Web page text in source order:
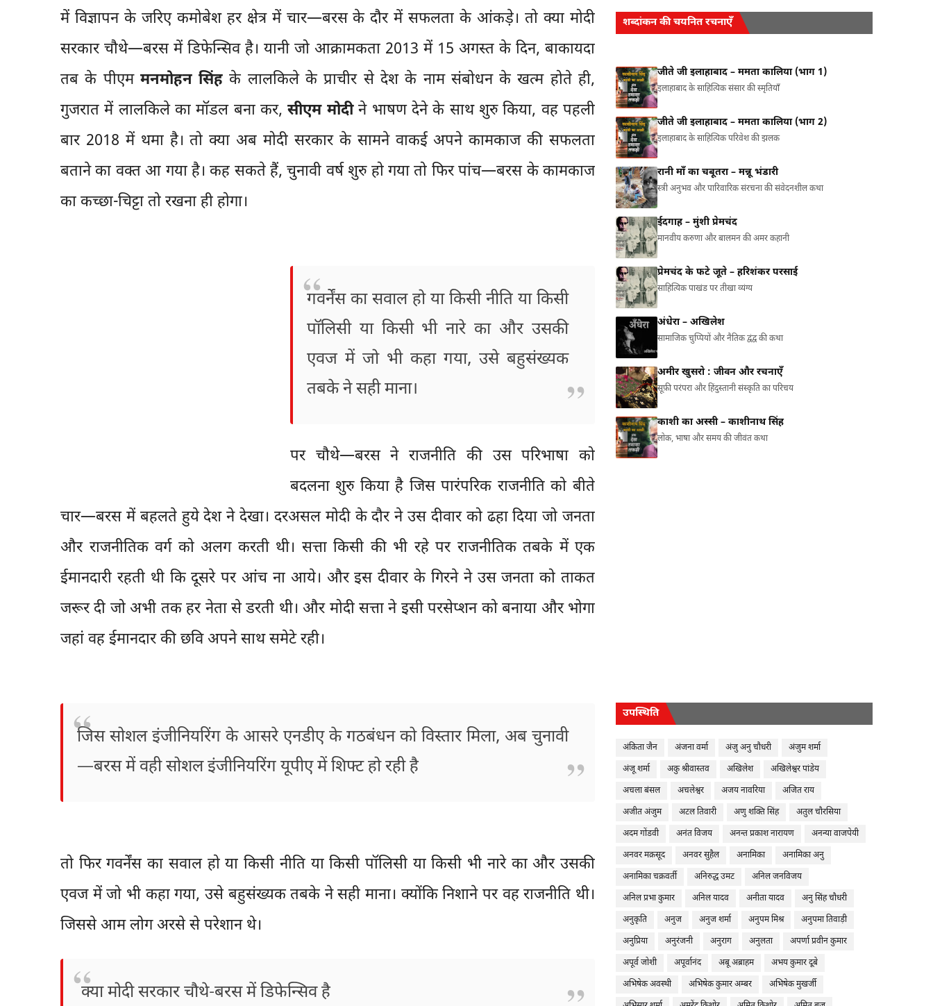
में विज्ञापन के जरिए कमोबेश हर क्षेत्र में चार—बरस के दौर में सफलता के आंकड़े। तो क्या मोदी
सरकार चौथे—बरस में डिफेन्सिव है। यानी जो आक्रामकता 2013 में 15 अगस्त के दिन, बाकायदा
तब के पीएम मनमोहन सिंह के लालकिले के प्राचीर से देश के नाम संबोधन के खत्म होते ही,
गुजरात में लालकिले का मॉडल बना कर,सीएम मोदीने भाषण देने के साथ शुरु किया, वह पहली
बार 2018 में थमा है। तो क्या अब मोदी सरकार के सामने वाकई अपने कामकाज की सफलता
बताने का वक्त आ गया है। कह सकते हैं, चुनावी वर्ष शुरु हो गया तो फिर पांच—बरस के कामकाज
का कच्छा-चिट्टा तो रखना ही होगा।
गवर्नेंस का सवाल हो या किसी नीति या किसी
पॉलिसी या किसी भी नारे का और उसकी
एवज में जो भी कहा गया, उसे बहुसंख्यक
तबके ने सही माना।
पर चौथे—बरस ने राजनीति की उस परिभाषा को
बदलना शुरु किया है जिस पारंपरिक राजनीति को बीते
चार—बरस में बहलते हुये देश ने देखा। दरअसल मोदी के दौर ने उस दीवार को ढहा दिया जो जनता
और राजनीतिक वर्ग को अलग करती थी। सत्ता किसी की भी रहे पर राजनीतिक तबके में एक
ईमानदारी रहती थी कि दूसरे पर आंच ना आये। और इस दीवार के गिरने ने उस जनता को ताकत
जरूर दी जो अभी तक हर नेता से डरती थी। और मोदी सत्ता ने इसी परसेप्शन को बनाया और भोगा
जहां वह ईमानदार की छवि अपने साथ समेटे रही।
जिस सोशल इंजीनियरिंग के आसरे एनडीए के गठबंधन को विस्तार मिला, अब चुनावी
—बरस में वही सोशल इंजीनियरिंग यूपीए में शिफ्ट हो रही है
तो फिर गवर्नेंस का सवाल हो या किसी नीति या किसी पॉलिसी या किसी भी नारे का और उसकी
एवज में जो भी कहा गया, उसे बहुसंख्यक तबके ने सही माना। क्योंकि निशाने पर वह राजनीति थी।
जिससे आम लोग अरसे से परेशान थे।
क्या मोदी सरकार चौथे-बरस में डिफेन्सिव है
शब्दांकन की चयनित रचनाएँ
जीते जी इलाहाबाद – ममता कालिया (भाग 1)
इलाहाबाद के साहित्यिक संसार की स्मृतियाँ
जीते जी इलाहाबाद – ममता कालिया (भाग 2)
इलाहाबाद के साहित्यिक परिवेश की झलक
रानी माँ का चबूतरा – मन्नू भंडारी
स्त्री अनुभव और पारिवारिक संरचना की संवेदनशील कथा
ईदगाह – मुंशी प्रेमचंद
मानवीय करुणा और बालमन की अमर कहानी
प्रेमचंद के फटे जूते – हरिशंकर परसाई
साहित्यिक पाखंड पर तीखा व्यंग्य
अंधेरा – अखिलेश
सामाजिक चुप्पियों और नैतिक द्वंद्व की कथा
अमीर खुसरो : जीवन और रचनाएँ
सूफ़ी परंपरा और हिंदुस्तानी संस्कृति का परिचय
काशी का अस्सी – काशीनाथ सिंह
लोक, भाषा और समय की जीवंत कथा
उपस्थिति
अंकिता जैन अंजना वर्मा अंजु अनु चौधरी
अंजुम शर्मा
अंजू शर्मा
अकु श्रीवास्तव अखिलेश
अखिलेश्वर पांडेय
अचला बंसल
अचलेश्वर अजय नावरिया
अजित राय
अजीत अंजुम
अटल तिवारी अणु शक्ति सिंह
अतुल चौरसिया
अदम गोंडवी
अनंत विजय अनन्त प्रकाश नारायण
अनन्या वाजपेयी
अनवर मक़सूद
अनवर सुहैल अनामिका
अनामिका अनु
अनामिका चक्रवर्ती
अनिरुद्ध उमट
अनिल जनविजय
अनिल प्रभा कुमार
अनिल यादव अनीता यादव
अनु सिंह चौधरी
अनुकृति
अनुज अनुज शर्मा अनुपम मिश्र
अनुपमा तिवाड़ी
अनुप्रिया
अनुरंजनी अनुराग अनुलता
अपर्णा प्रवीन कुमार
अपूर्व जोशी
अपूर्वानंद अबू अब्राहम
अभय कुमार दूबे
अभिषेक अवस्थी
अभिषेक कुमार अम्बर
अभिषेक मुखर्जी